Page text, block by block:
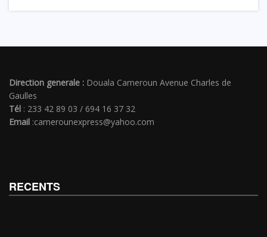
Direction generale : Douala Cameroun Avenue Charles de
Gaulles
Tél : 233 42 89 03 / 694 16 37 32
Email :camerounexpress@yahoo.com
RECENTS